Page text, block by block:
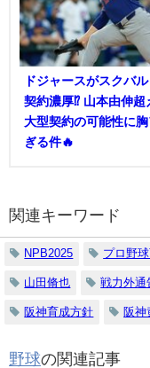
ドジャースがスクバ
契約濃厚⁉︎ 山本由伸超
大型契約の可能性に
ぎる件🔥
関連キーワード
NPB2025 プロ野
山田脩也 戦力外通
阪神育成方針 阪神
野球の関連記事